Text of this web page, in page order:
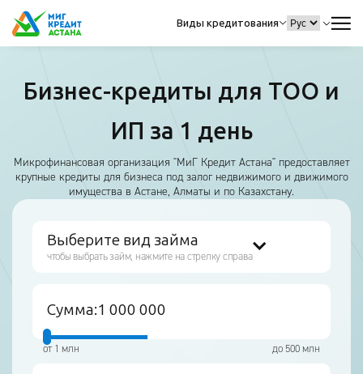
Виды кредитования
Бизнес-кредиты для ТОО и
ИП за 1 день
Микрофинансовая организация "МиГ Кредит Астана" предоставляет
крупные кредиты для бизнеса под залог недвижимого и движимого
имущества в Астане, Алматы и по Казахстану.
Выберите вид займа
чтобы выбрать займ, нажмите на стрелку справа
от 1 млн до 500 млн
Сумма: